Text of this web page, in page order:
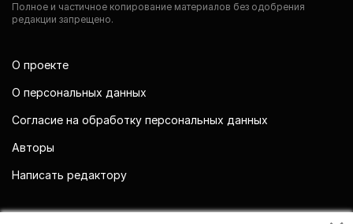
Полное и частичное копирование материалов без одобрения
редакции запрещено.
О проекте
О персональных данных
Согласие на обработку персональных данных
Авторы
Написать редактору